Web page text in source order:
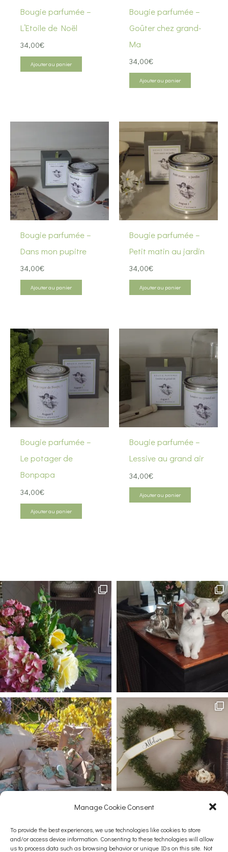
Manage Cookie Consent
To provide the best experiences, we use technologies like cookies to store
and/or access device information. Consenting to these technologies will allow
us to process data such as browsing behavior or unique IDs on this site. Not
Bougie parfumée –
L’Etoile de Noël
34,00€
Ajouter au panier
Bougie parfumée –
Goûter chez grand-
Ma
34,00€
Ajouter au panier
Bougie parfumée –
Dans mon pupitre
34,00€
Ajouter au panier
Bougie parfumée –
Petit matin au jardin
34,00€
Ajouter au panier
Bougie parfumée –
Le potager de
Bonpapa
34,00€
Ajouter au panier
Bougie parfumée –
Lessive au grand air
34,00€
Ajouter au panier
Afficher plus... Suivez-nous sur Instagram